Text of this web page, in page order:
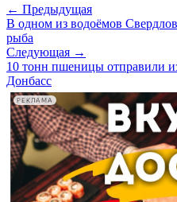
← Предыдущая
В одном из водоёмов
рыба
Следующая →
10 тонн пшеницы отправили
Донбасс
РЕКЛАМА